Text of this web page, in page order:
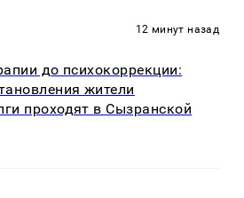
12 минут назад
до психокоррекции:
жители
проходят в Сызранской